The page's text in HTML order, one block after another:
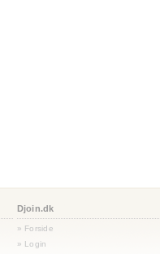
Djoin.dk
» Forside
» Login